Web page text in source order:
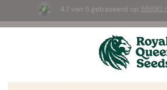
4.7 van 5 gebaseerd op 58690
☀️ Summer Sales: tot wel
op geselecteerde producten!